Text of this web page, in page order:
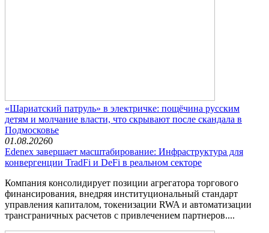
«Шариатский патруль» в электричке: пощёчина русским
детям и молчание власти, что скрывают после скандала в
Подмосковье
01.08.20260
Edenex завершает масштабирование: Инфраструктура для
конвергенции TradFi и DeFi в реальном секторе
Компания консолидирует позиции агрегатора торгового
финансирования, внедряя институциональный стандарт
управления капиталом, токенизации RWA и автоматизации
трансграничных расчетов с привлечением партнеров....